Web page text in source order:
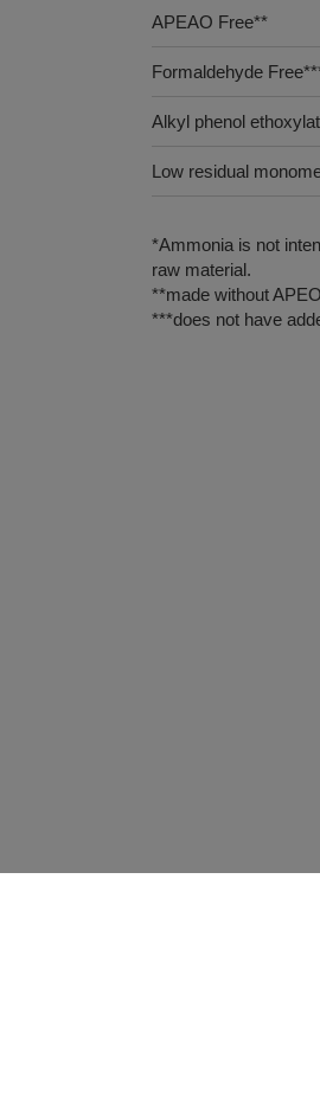
APEAO Free**
Formaldehyde
Alkyl phenol
Low residual
*Ammonia is not
raw material.
**made without
***does not have